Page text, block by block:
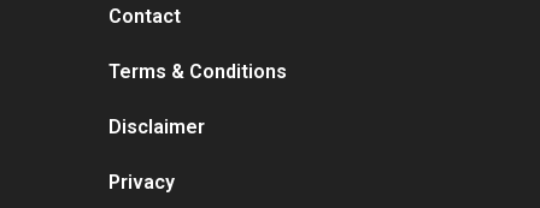
Contact
Terms & Conditions
Disclaimer
Privacy